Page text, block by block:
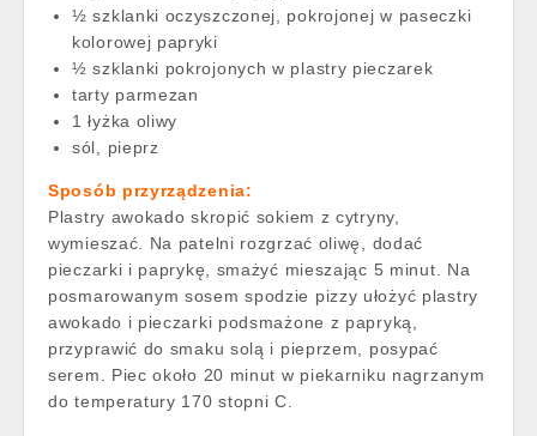
½ szklanki oczyszczonej, pokrojonej w paseczki
kolorowej papryki
½ szklanki pokrojonych w plastry pieczarek
tarty parmezan
1 łyżka oliwy
sól, pieprz
Sposób przyrządzenia:
Plastry awokado skropić sokiem z cytryny,
wymieszać. Na patelni rozgrzać oliwę, dodać
pieczarki i paprykę, smażyć mieszając 5 minut. Na
posmarowanym sosem spodzie pizzy ułożyć plastry
awokado i pieczarki podsmażone z papryką,
przyprawić do smaku solą i pieprzem, posypać
serem. Piec około 20 minut w piekarniku nagrzanym
do temperatury 170 stopni C.